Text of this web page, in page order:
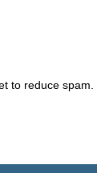
to reduce spam.